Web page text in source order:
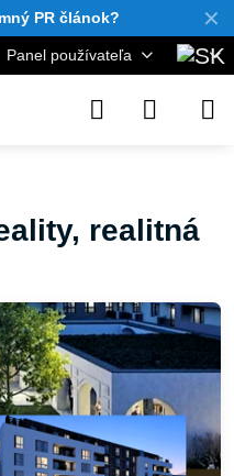
✕
PR článok?
Panel používateľa
realitná